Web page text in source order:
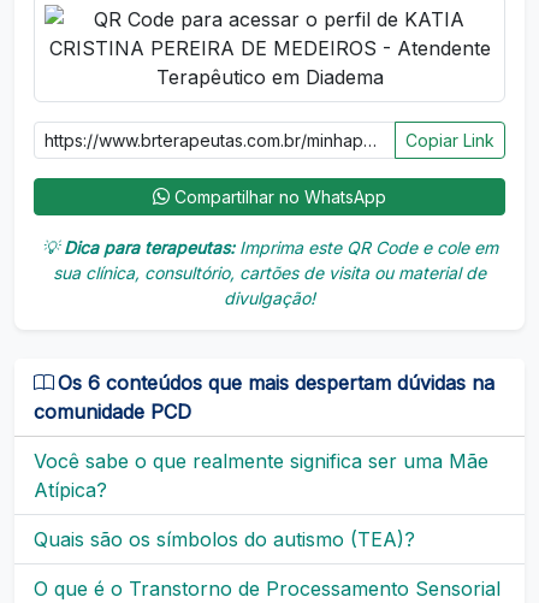
Copiar Link
Compartilhar no WhatsApp
💡Dica para terapeutas:Imprima este QR Code e cole em
sua clínica, consultório, cartões de visita ou material de
divulgação!
Os 6 conteúdos que mais despertam dúvidas na
comunidade PCD
Você sabe o que realmente significa ser uma Mãe
Atípica?
Quais são os símbolos do autismo (TEA)?
O que é o Transtorno de Processamento Sensorial